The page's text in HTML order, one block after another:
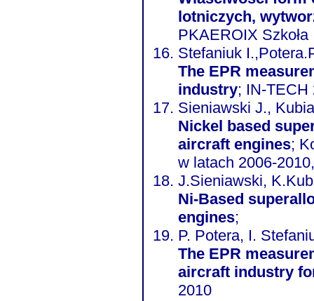
lotniczych,
PKAEROIX
Stefaniuk
The EPR
industry; IN-TECH
Sieniawski J.,
Nickel based
aircraft engines;
w latach 2006-
J.Sieniawski,
Ni-Based
engines;
P. Potera, I.
The EPR measurements
aircraft industry
2010